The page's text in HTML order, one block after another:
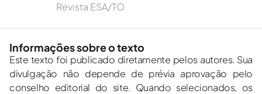
Revista ESA/TO
Informações sobre o texto
Este texto foi publicado diretamente pelos autores. Sua
divulgação não depende de prévia aprovação pelo
conselho editorial do site. Quando selecionados, os